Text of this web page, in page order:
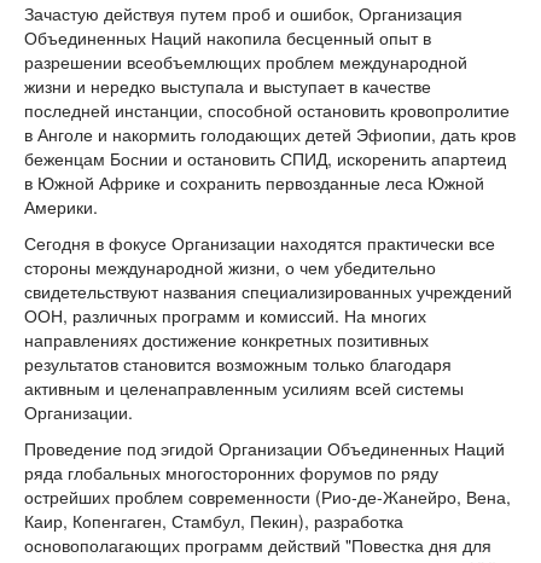
Зачастую действуя путем проб и ошибок, Организация
Объединенных Наций накопила бесценный опыт в
разрешении всеобъемлющих проблем международной
жизни и нередко выступала и выступает в качестве
последней инстанции, способной остановить кровопролитие
в Анголе и накормить голодающих детей Эфиопии, дать кров
беженцам Боснии и остановить СПИД, искоренить апартеид
в Южной Африке и сохранить первозданные леса Южной
Америки.
Сегодня в фокусе Организации находятся практически все
стороны международной жизни, о чем убедительно
свидетельствуют названия специализированных учреждений
ООН, различных программ и комиссий. На многих
направлениях достижение конкретных позитивных
результатов становится возможным только благодаря
активным и целенаправленным усилиям всей системы
Организации.
Проведение под эгидой Организации Объединенных Наций
ряда глобальных многосторонних форумов по ряду
острейших проблем современности (Рио-де-Жанейро, Вена,
Каир, Копенгаген, Стамбул, Пекин), разработка
основополагающих программ действий "Повестка дня для